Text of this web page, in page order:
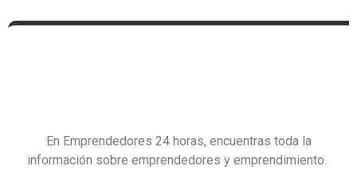
En Emprendedores 24 horas, encuentras toda la
información sobre emprendedores y emprendimiento.